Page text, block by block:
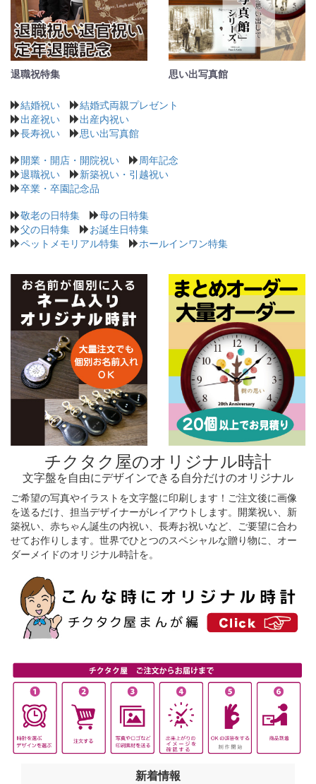
退職祝特集 思い出写真館
結婚祝い
結婚式両親プレゼント
出産祝い
出産内祝い
長寿祝い
思い出写真館
開業・開店・開院祝い
周年記念
退職祝い
新築祝い・引越祝い
卒業・卒園記念品
敬老の日特集
母の日特集
父の日特集
お誕生日特集
ペットメモリアル特集
ホールインワン特集
チクタク屋のオリジナル時計
文字盤を自由にデザインできる自分だけのオリジナル
ご希望の写真やイラストを文字盤に印刷します！ご注文後に画像
を送るだけ、担当デザイナーがレイアウトします。開業祝い、新
築祝い、赤ちゃん誕生の内祝い、長寿お祝いなど、ご要望に合わ
せてお作りします。世界でひとつのスペシャルな贈り物に、オー
ダーメイドのオリジナル時計を。
新着情報